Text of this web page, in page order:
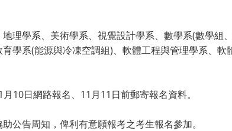
理學系、美術學系、視覺設計學系、數學系(數學組
學系(能源與冷凍空調組)、軟體工程與管理學系、軟
10日網路報名、11月11日前郵寄報名資料。
公告周知，俾利有意願報考之考生報名參加。